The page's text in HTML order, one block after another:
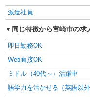
派遣社員
同じ特徴から宮崎市の求
即日勤務OK
Web面接OK
ミドル（40代～）活躍中
語学力を活かせる（英語以外